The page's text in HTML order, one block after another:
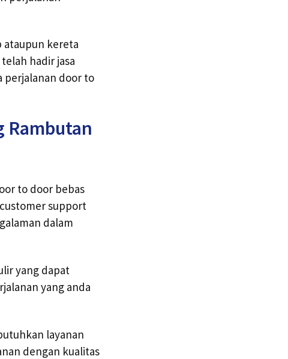
ataupun kereta
hadir jasa
perjalanan door to
Rambutan
to door bebas
support
dalam
yang dapat
yang anda
layanan
dengan kualitas